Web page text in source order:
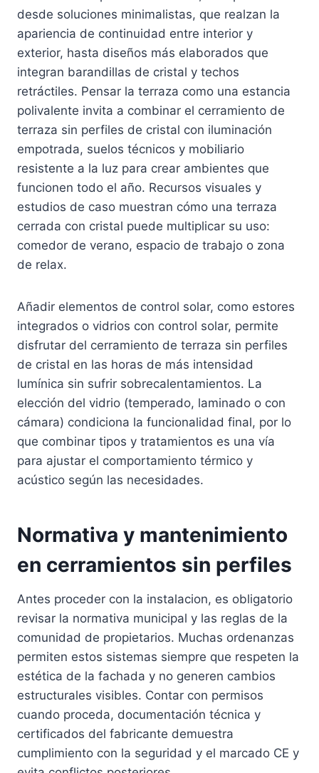
desde soluciones minimalistas, que realzan la
apariencia de continuidad entre interior y
exterior, hasta diseños más elaborados que
integran barandillas de cristal y techos
retráctiles. Pensar la terraza como una estancia
polivalente invita a combinar el cerramiento de
terraza sin perfiles de cristal con iluminación
empotrada, suelos técnicos y mobiliario
resistente a la luz para crear ambientes que
funcionen todo el año. Recursos visuales y
estudios de caso muestran cómo una terraza
cerrada con cristal puede multiplicar su uso:
comedor de verano, espacio de trabajo o zona
de relax.
Añadir elementos de control solar, como estores
integrados o vidrios con control solar, permite
disfrutar del cerramiento de terraza sin perfiles
de cristal en las horas de más intensidad
lumínica sin sufrir sobrecalentamientos. La
elección del vidrio (temperado, laminado o con
cámara) condiciona la funcionalidad final, por lo
que combinar tipos y tratamientos es una vía
para ajustar el comportamiento térmico y
acústico según las necesidades.
Normativa y mantenimiento
en cerramientos sin perfiles
Antes proceder con la instalacion, es obligatorio
revisar la normativa municipal y las reglas de la
comunidad de propietarios. Muchas ordenanzas
permiten estos sistemas siempre que respeten la
estética de la fachada y no generen cambios
estructurales visibles. Contar con permisos
cuando proceda, documentación técnica y
certificados del fabricante demuestra
cumplimiento con la seguridad y el marcado CE y